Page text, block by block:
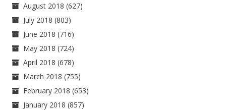
August 2018 (627)
July 2018 (803)
June 2018 (716)
May 2018 (724)
April 2018 (678)
March 2018 (755)
February 2018 (653)
January 2018 (857)